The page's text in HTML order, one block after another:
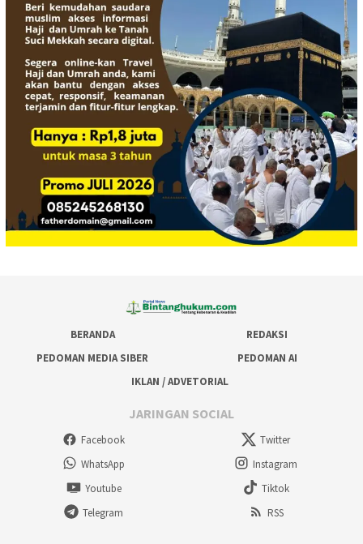
BERANDA
REDAKSI
PEDOMAN MEDIA SIBER
PEDOMAN AI
IKLAN / ADVETORIAL
JARINGAN SOCIAL
Facebook
Twitter
WhatsApp
Instagram
Youtube
Tiktok
Telegram
RSS